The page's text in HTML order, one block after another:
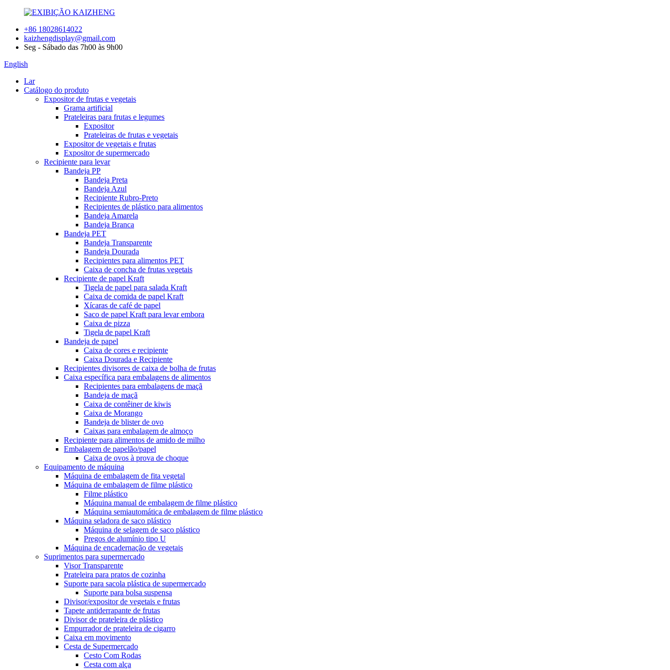
+86 18028614022
kaizhengdisplay@gmail.com
Seg - Sábado das 7h00 às 9h00
English
Lar
Catálogo do produto
Expositor de frutas e vegetais
Grama artificial
Prateleiras para frutas e legumes
Expositor
Prateleiras de frutas e vegetais
Expositor de vegetais e frutas
Expositor de supermercado
Recipiente para levar
Bandeja PP
Bandeja Preta
Bandeja Azul
Recipiente Rubro-Preto
Recipientes de plástico para alimentos
Bandeja Amarela
Bandeja Branca
Bandeja PET
Bandeja Transparente
Bandeja Dourada
Recipientes para alimentos PET
Caixa de concha de frutas vegetais
Recipiente de papel Kraft
Tigela de papel para salada Kraft
Caixa de comida de papel Kraft
Xícaras de café de papel
Saco de papel Kraft para levar embora
Caixa de pizza
Tigela de papel Kraft
Bandeja de papel
Caixa de cores e recipiente
Caixa Dourada e Recipiente
Recipientes divisores de caixa de bolha de frutas
Caixa específica para embalagens de alimentos
Recipientes para embalagens de maçã
Bandeja de maçã
Caixa de contêiner de kiwis
Caixa de Morango
Bandeja de blister de ovo
Caixas para embalagem de almoço
Recipiente para alimentos de amido de milho
Embalagem de papelão/papel
Caixa de ovos à prova de choque
Equipamento de máquina
Máquina de embalagem de fita vegetal
Máquina de embalagem de filme plástico
Filme plástico
Máquina manual de embalagem de filme plástico
Máquina semiautomática de embalagem de filme plástico
Máquina seladora de saco plástico
Máquina de selagem de saco plástico
Pregos de alumínio tipo U
Máquina de encadernação de vegetais
Suprimentos para supermercado
Visor Transparente
Prateleira para pratos de cozinha
Suporte para sacola plástica de supermercado
Suporte para bolsa suspensa
Divisor/expositor de vegetais e frutas
Tapete antiderrapante de frutas
Divisor de prateleira de plástico
Empurrador de prateleira de cigarro
Caixa em movimento
Cesta de Supermercado
Cesto Com Rodas
Cesta com alça